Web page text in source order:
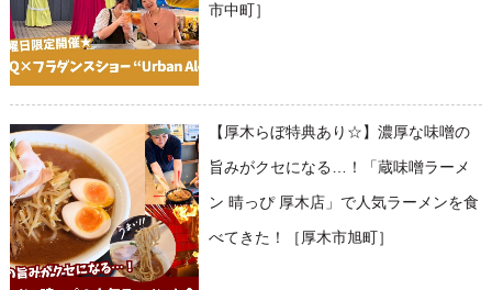
市中町］
【厚木らぼ特典あり☆】濃厚な味噌の
旨みがクセになる…！「蔵味噌ラーメ
ン 晴っぴ 厚木店」で人気ラーメンを食
べてきた！［厚木市旭町］